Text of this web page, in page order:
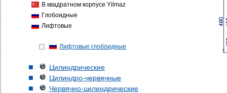
В квадратном корпусе Yilmaz
Глобоидные
Лифтовые
Лифтовые глобоидные
Цилиндрические
Цилиндро-червячные
Червячно-цилиндрические